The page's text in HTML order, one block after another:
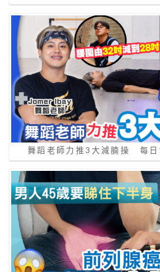
舞蹈老師力推3大減腩操 每日